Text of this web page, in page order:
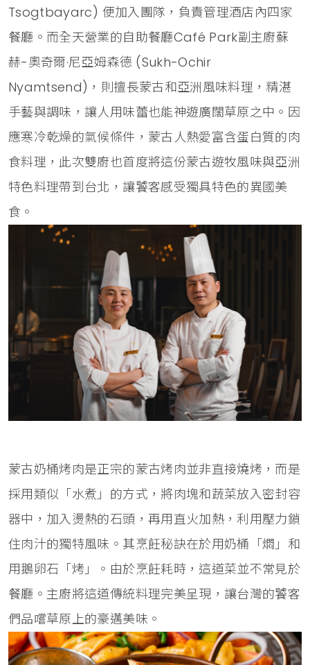
Tsogtbayarc) 便加入團隊，負責管理酒店內四家
餐廳。而全天營業的自助餐廳Café Park副主廚蘇
赫-奧奇爾·尼亞姆森德 (Sukh-Ochir
Nyamtsend)，則擅長蒙古和亞洲風味料理，精湛
手藝與調味，讓人用味蕾也能神遊廣闊草原之中。因
應寒冷乾燥的氣候條件，蒙古人熱愛富含蛋白質的肉
食料理，此次雙廚也首度將這份蒙古遊牧風味與亞洲
特色料理帶到台北，讓饕客感受獨具特色的異國美
食。
蒙古奶桶烤肉是正宗的蒙古烤肉並非直接燒烤，而是
採用類似「水煮」的方式，將肉塊和蔬菜放入密封容
器中，加入燙熱的石頭，再用直火加熱，利用壓力鎖
住肉汁的獨特風味。其烹飪秘訣在於用奶桶「燜」和
用鵝卵石「烤」。由於烹飪耗時，這道菜並不常見於
餐廳。主廚將這道傳統料理完美呈現，讓台灣的饕客
們品嚐草原上的豪邁美味。